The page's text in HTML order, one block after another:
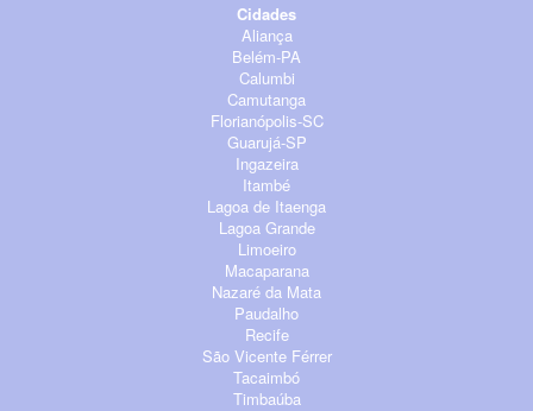
Cidades
Aliança
Belém-PA
Calumbi
Camutanga
Florianópolis-SC
Guarujá-SP
Ingazeira
Itambé
Lagoa de Itaenga
Lagoa Grande
Limoeiro
Macaparana
Nazaré da Mata
Paudalho
Recife
São Vicente Férrer
Tacaimbó
Timbaúba